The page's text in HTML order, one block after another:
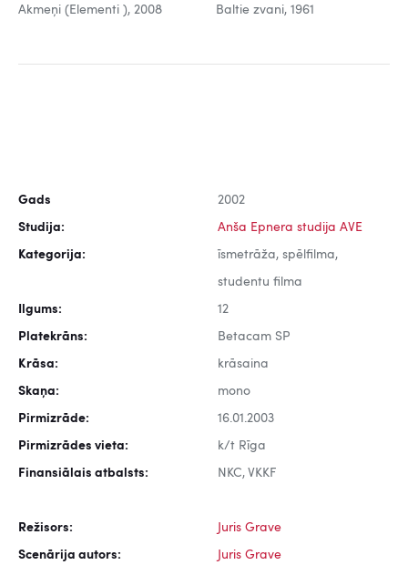
Akmeņi (Elementi ), 2008 Baltie zvani, 1961
Gads 2002
Studija: Anša Epnera studija AVE
Kategorija: īsmetrāža, spēlfilma,
studentu filma
Ilgums: 12
Platekrāns: Betacam SP
Krāsa: krāsaina
Skaņa: mono
Pirmizrāde: 16.01.2003
Pirmizrādes vieta: k/t Rīga
Finansiālais atbalsts: NKC, VKKF
Režisors: Juris Grave
Scenārija autors: Juris Grave